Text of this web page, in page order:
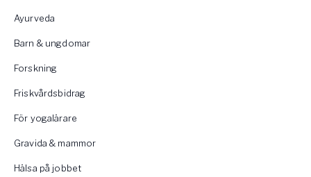
Ayurveda
Barn & ungdomar
Forskning
Friskvårdsbidrag
För yogalärare
Gravida & mammor
Hälsa på jobbet